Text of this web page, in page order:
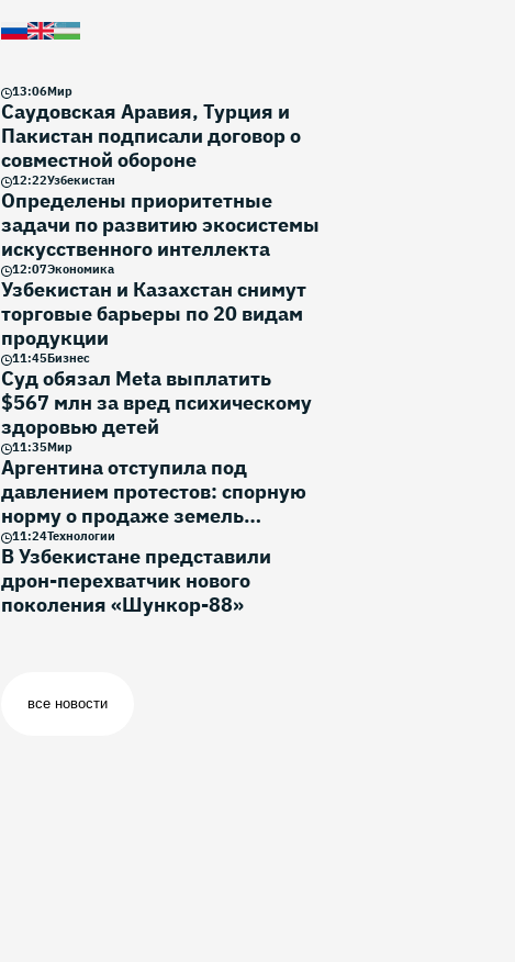
13:06Мир
Саудовская Аравия, Турция и
Пакистан подписали договор о
совместной обороне
12:22Узбекистан
Определены приоритетные
задачи по развитию экосистемы
искусственного интеллекта
12:07Экономика
Узбекистан и Казахстан снимут
торговые барьеры по 20 видам
продукции
11:45Бизнес
Суд обязал Meta выплатить
$567 млн за вред психическому
здоровью детей
11:35Мир
Аргентина отступила под
давлением протестов: спорную
норму о продаже земель
иностранцам исключили
11:24Технологии
В Узбекистане представили
дрон-перехватчик нового
поколения «Шункор-88»
все новости